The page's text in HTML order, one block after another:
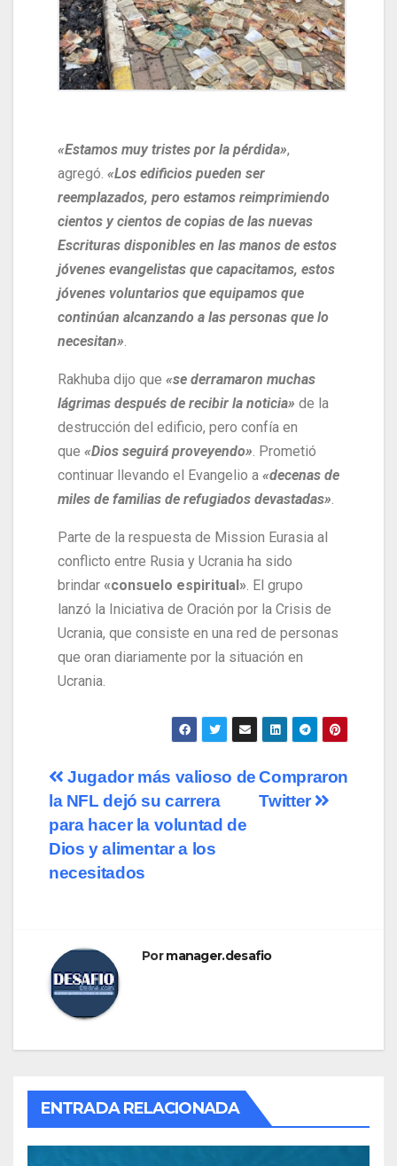
«Estamos muy tristes por la pérdida»,
agregó. «Los edificios pueden ser
reemplazados, pero estamos reimprimiendo
cientos y cientos de copias de las nuevas
Escrituras disponibles en las manos de estos
jóvenes evangelistas que capacitamos, estos
jóvenes voluntarios que equipamos que
continúan alcanzando a las personas que lo
necesitan».
Rakhuba dijo que «se derramaron muchas
lágrimas después de recibir la noticia» de la
destrucción del edificio, pero confía en
que «Dios seguirá proveyendo». Prometió
continuar llevando el Evangelio a «decenas de
miles de familias de refugiados devastadas».
Parte de la respuesta de Mission Eurasia al
conflicto entre Rusia y Ucrania ha sido
brindar «consuelo espiritual». El grupo
lanzó la Iniciativa de Oración por la Crisis de
Ucrania, que consiste en una red de personas
que oran diariamente por la situación en
Ucrania.
Compraron
Twitter
Jugador más valioso de
la NFL dejó su carrera
para hacer la voluntad de
Dios y alimentar a los
necesitados
Pormanager.desafio
ENTRADA RELACIONADA